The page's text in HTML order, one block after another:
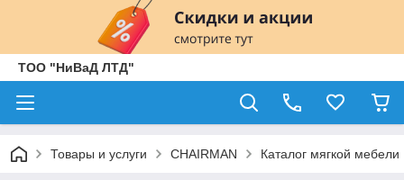
ТОО "НиВаД ЛТД"
Товары и услуги CHAIRMAN Каталог мягкой мебели